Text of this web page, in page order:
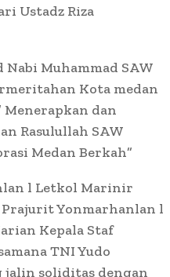
Ustadz Riza
Muhammad SAW
Kota medan
Menerapkan dan
Rasulullah SAW
Medan Berkah”
l Letkol Marinir
Prajurit Yonmarhanlan l
Kepala Staf
TNI Yudo
jalin soliditas dengan